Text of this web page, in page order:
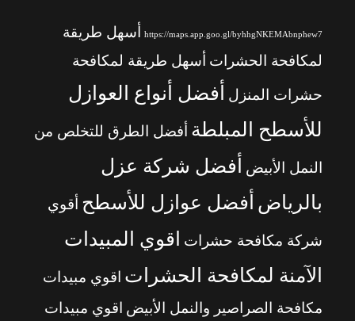
https://maps.app.goo.gl/byhhgNKEMAbnphew7
أسهل طريقة
لمكافحة الحشرات أسهل طريقة لمكافحة
حشرات المنزل
أفضل أنواع العوازل
للأسطح المبلطة أفضل الطرق للتخلص من
النمل الأبيض
أفضل شركة عزل
بالرياض أفضل عوازل للأسطح أقوي
شركة مكافحة حشرات
اقوي المبيدات
الآمنة لمكافحة الحشرات اقوي مبيدات
مكافحة الصراصير والنمل الأبيض اقوي مبيدات